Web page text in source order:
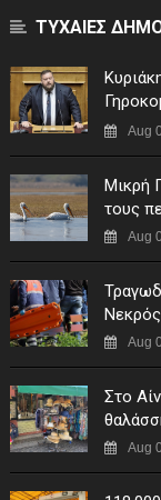
ΤΥΧΑΙΕΣ
Aug
Μικρή
τους
Aug
Aug
Στο
Aug